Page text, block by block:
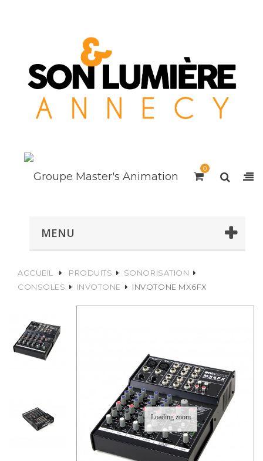
0
MENU
ACCUEIL PRODUITS
SONORISATION
CONSOLES
INVOTONE INVOTONE MX6FX
Loading zoom